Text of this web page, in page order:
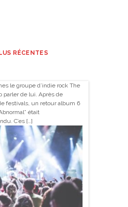
RÉCENTES
le groupe d’indie rock The
parler de lui. Après de
festivals, un retour album 6
était
C’es […]